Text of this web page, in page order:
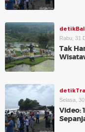
Rabu, 31
Tak
Selasa,
Video: